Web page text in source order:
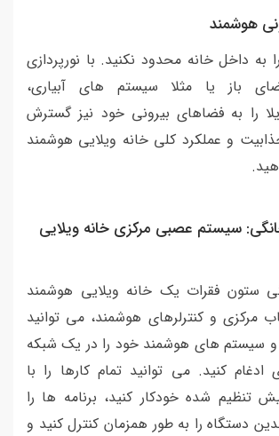
به داخل خانه محدود نکنید. با نورپردازی
باز یا مثلا سیستم های آبیاری،
را به فضاهای بیرونی خود نیز گسترش
و عملکرد کلی خانه ویلایی هوشمند
سیستم عصبی مرکزی خانه ویلایی
ستون فقرات یک خانه ویلایی هوشمند
و کنترلرهای هوشمند، می توانید
و سیستم های هوشمند خود را در یک شبکه
کنید. می توانید تمام کارها را با
تنظیم شده خودکار کنید، برنامه ها را
دستگاه را به طور همزمان کنترل کنید و